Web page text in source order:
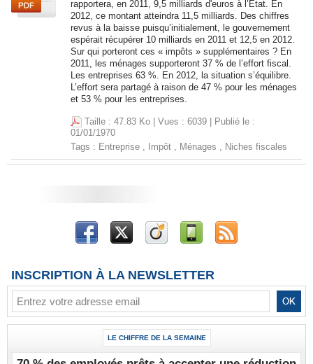
rapportera, en 2011, 9,5 milliards d'euros à l’Etat. En
2012, ce montant atteindra 11,5 milliards. Des chiffres
revus à la baisse puisqu’initialement, le gouvernement
espérait récupérer 10 milliards en 2011 et 12,5 en 2012.
Sur qui porteront ces « impôts » supplémentaires ? En
2011, les ménages supporteront 37 % de l’effort fiscal.
Les entreprises 63 %. En 2012, la situation s’équilibre.
L’effort sera partagé à raison de 47 % pour les ménages
et 53 % pour les entreprises.
Taille : 47.83 Ko | Vues : 6039 | Publié le :
01/01/1970
Tags : Entreprise , Impôt , Ménages , Niches fiscales
INSCRIPTION À LA NEWSLETTER
LE CHIFFRE DE LA SEMAINE